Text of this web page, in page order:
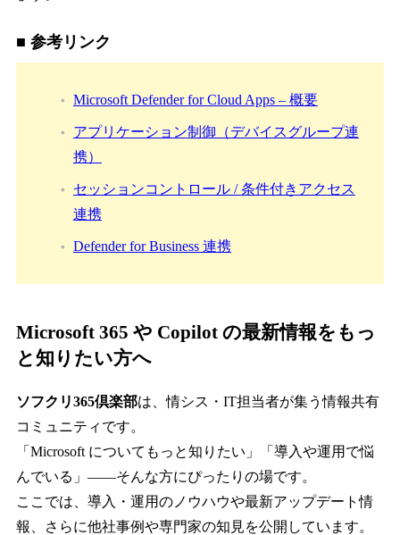
■ 参考リンク
Microsoft Defender for Cloud Apps – 概要
アプリケーション制御（デバイスグループ連
携）
セッションコントロール / 条件付きアクセス
連携
Defender for Business 連携
Microsoft 365 や Copilot の最新情報をもっ
と知りたい方へ
ソフクリ365倶楽部は、情シス・IT担当者が集う情報共有
コミュニティです。
「Microsoft についてもっと知りたい」「導入や運用で悩
んでいる」――そんな方にぴったりの場です。
ここでは、導入・運用のノウハウや最新アップデート情
報、さらに他社事例や専門家の知見を公開しています。